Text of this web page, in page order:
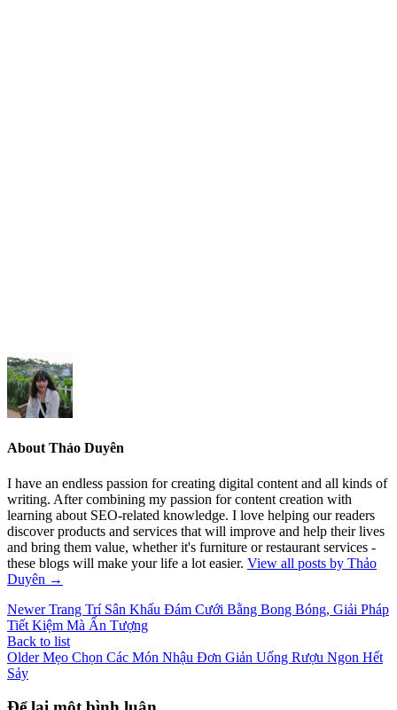
About Thảo Duyên
I have an endless passion for creating digital content and all kinds of
writing. After combining my passion for content creation with
learning about SEO-related knowledge. I love helping our readers
discover products and services that will improve and help their lives
and bring them value, whether it's furniture or restaurant services -
these blogs will make your life a lot easier. View all posts by Thảo
Duyên →
Newer Trang Trí Sân Khấu Đám Cưới Bằng Bong Bóng, Giải Pháp
Tiết Kiệm Mà Ấn Tượng
Back to list
Older Mẹo Chọn Các Món Nhậu Đơn Giản Uống Rượu Ngon Hết
Sảy